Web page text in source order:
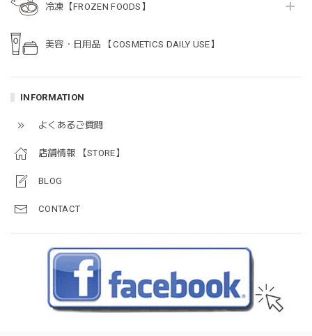
冷凍【FROZEN FOODS】
美容・日用品 【COSMETICS DAILY USE】
INFORMATION
よくあるご質問
店舗情報 【STORE】
BLOG
CONTACT